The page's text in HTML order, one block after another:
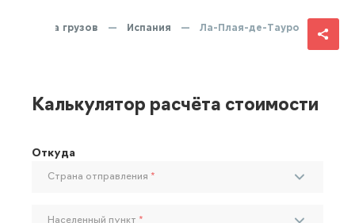
доставка грузов — Испания — Ла-Плая-де-Тауро
Калькулятор расчёта стоимости
Откуда
Страна отправления *
Населенный пункт *